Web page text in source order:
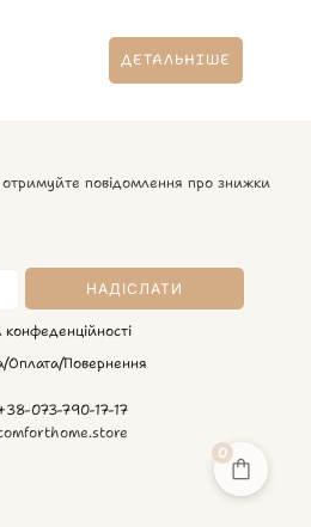
ДЕТАЛЬНІШЕ
повідомлення про знижки
конфеденційності
Оплата/Повернення
073-790-17-17
0